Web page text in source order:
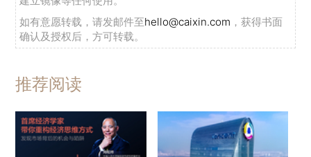
如有意愿转载，请发邮件至hello@caixin.com ，获得书面
确认及授权后，方可转载。
推荐阅读